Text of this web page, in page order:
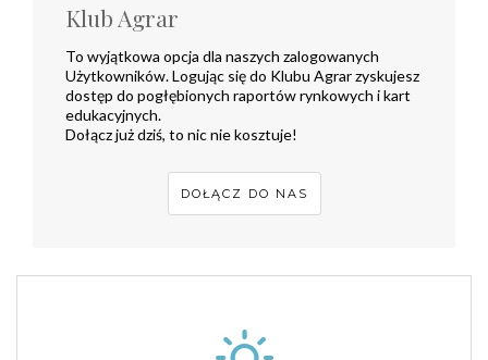
Klub Agrar
To wyjątkowa opcja dla naszych zalogowanych
Użytkowników. Logując się do Klubu Agrar zyskujesz
dostęp do pogłębionych raportów rynkowych i kart
edukacyjnych.
Dołącz już dziś, to nic nie kosztuje!
DOŁĄCZ DO NAS